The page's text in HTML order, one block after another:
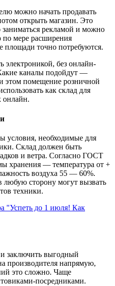
можно начать продавать
открыть магазин. Это
заниматься рекламой и можно
по мере расширения
площади точно потребуются.
электроникой, без онлайн-
каналы подойдут —
этом помещение розничной
как склад для
онлайн.
условия, необходимые для
Склад должен быть
и ветра. Согласно ГОСТ
хранения — температура от +
воздуха 55 — 60%.
любую сторону могут вызвать
техники.
заключить выгодный
производителя напрямую,
это сложно. Чаще
посредниками.